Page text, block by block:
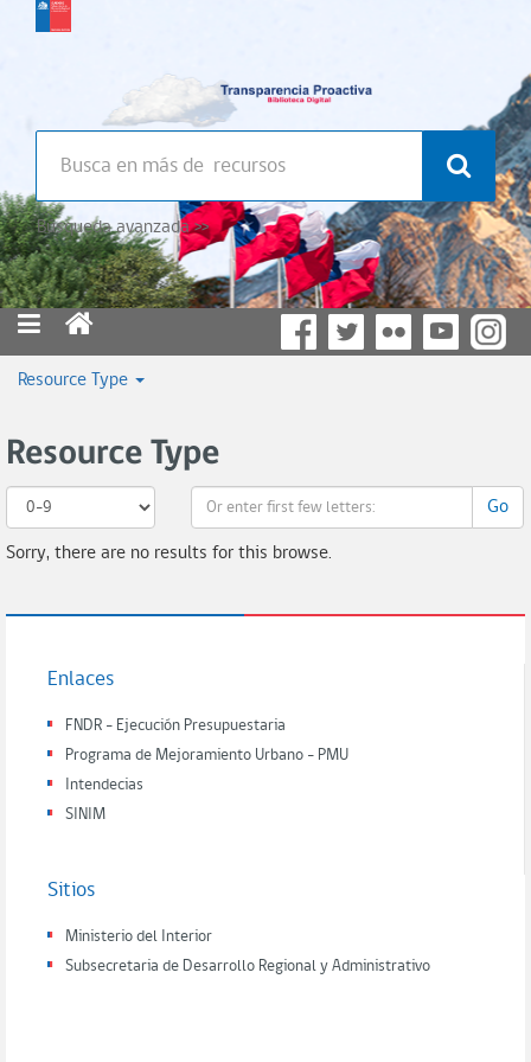
Búsqueda avanzada >>
Resource Type
Resource Type
Go
Sorry, there are no results for this browse.
Enlaces
FNDR - Ejecución Presupuestaria
Programa de Mejoramiento Urbano - PMU
Intendecias
SINIM
Sitios
Ministerio del Interior
Subsecretaria de Desarrollo Regional y Administrativo